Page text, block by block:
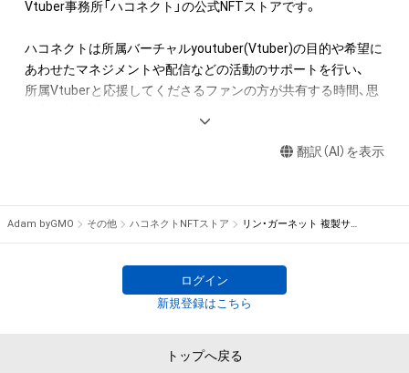
知的財産権を有することを意味しません。
の管理委託を受けている者からの事前の同意なしに、上記の「本
アイテムの保有者が有する権利」の範囲を超えた行為、知的財産
権を侵害するおそれのある行為(改変、公開、配布、逆コンパイ
せん。)を行うことはできません。
・本アイテムに関する創作物の利用については、公序良俗や法令
このアイテムに関するお問い合わせ先
Vtuber事務所「ハコネクト」の公式NFTストアです。
ハコネクトは所属バーチャルyoutuber(Vtuber)の目的や希望に
あわせたマネジメントや配信などの活動のサポートを行い、
所属Vtuberと応援してくださるファンの方が共有する時間、思
haconect.com/
翻訳（AI）を表示
Adam byGMO その他 ハコネクトNFTストア リン・ガーネット 複製サイン入りデジタルキャラ名刺【初回限定・限定パネル付き】
ログイン
新規登録はこちら
トップへ戻る